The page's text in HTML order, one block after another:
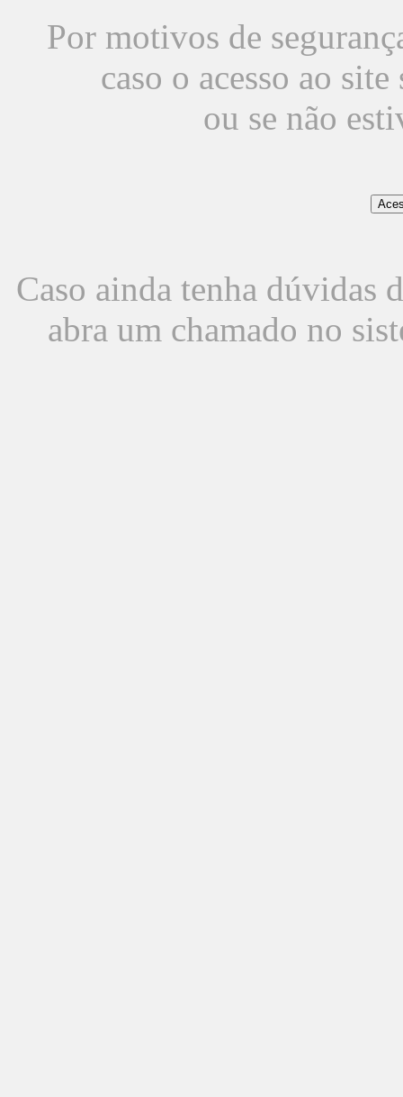
Por motivos de
caso o acesso ao
ou se não
Caso ainda tenha dúvidas
abra um chamado no